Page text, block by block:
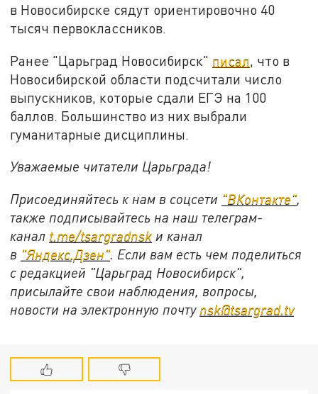
в Новосибирске сядут ориентировочно 40
тысяч первоклассников.
Ранее "Царьград Новосибирск" писал , что в
Новосибирской области подсчитали число
выпускников, которые сдали ЕГЭ на 100
баллов. Большинство из них выбрали
гуманитарные дисциплины.
Уважаемые читатели Царьграда!
Присоединяйтесь к нам в соцсети "ВКонтакте",
также подписывайтесь на наш телеграм-
канал t.me/tsargradnsk и канал
в "Яндекс.Дзен". Если вам есть чем поделиться
с редакцией "Царьград Новосибирск",
присылайте свои наблюдения, вопросы,
новости на электронную почту nsk@tsargrad.tv